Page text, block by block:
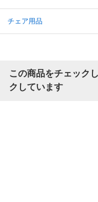
チェア用品
この商品をチェック
クしています